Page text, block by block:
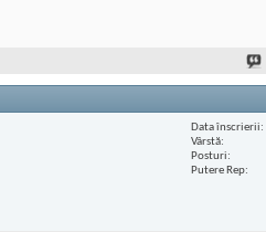
Data înscrierii
Vârstă
Posturi
Putere Rep